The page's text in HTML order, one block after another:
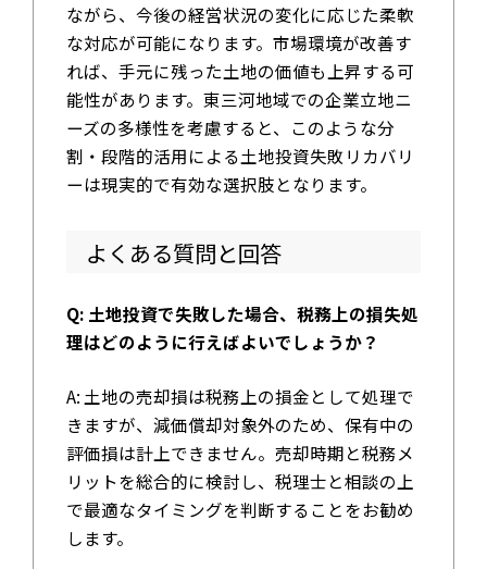
ながら、今後の経営状況の変化に応じた柔軟
な対応が可能になります。市場環境が改善す
れば、手元に残った土地の価値も上昇する可
能性があります。東三河地域での企業立地ニ
ーズの多様性を考慮すると、このような分
割・段階的活用による土地投資失敗リカバリ
ーは現実的で有効な選択肢となります。
よくある質問と回答
Q: 土地投資で失敗した場合、税務上の損失処
理はどのように行えばよいでしょうか？
A: 土地の売却損は税務上の損金として処理で
きますが、減価償却対象外のため、保有中の
評価損は計上できません。売却時期と税務メ
リットを総合的に検討し、税理士と相談の上
で最適なタイミングを判断することをお勧め
します。